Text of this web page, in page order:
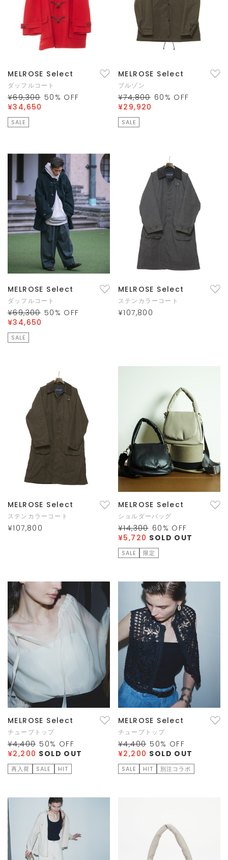
MELROSE Select
ダッフルコート
¥69,300 50 % OFF
¥34,650
SALE
MELROSE Select
ブルゾン
¥74,800 60 % OFF
¥29,920
SALE
MELROSE Select
ダッフルコート
¥69,300 50 % OFF
¥34,650
SALE
MELROSE Select
ステンカラーコート
¥107,800
MELROSE Select
ステンカラーコート
¥107,800
MELROSE Select
ショルダーバッグ
¥14,300 60 % OFF
¥5,720 SOLD OUT
SALE 限定
MELROSE Select
チューブトップ
¥4,400 50% OFF
¥2,200 SOLD OUT
再入荷 SALE HIT
MELROSE Select
チューブトップ
¥4,400 50% OFF
¥2,200 SOLD OUT
SALE HIT 別注コラボ